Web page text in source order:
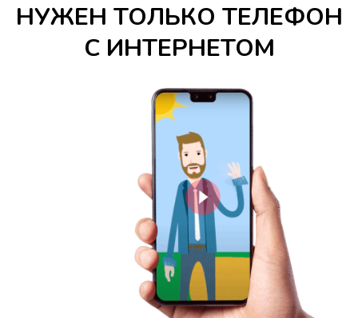
НУЖЕН ТОЛЬКО ТЕЛЕФОН
С ИНТЕРНЕТОМ